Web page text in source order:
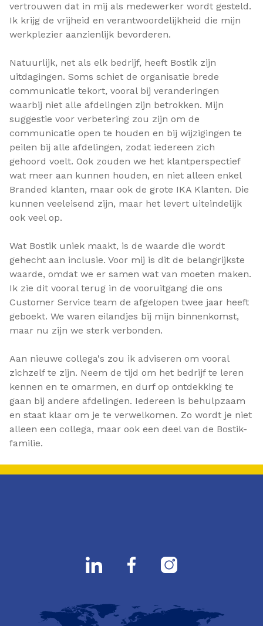
vertrouwen dat in mij als medewerker wordt gesteld.
Ik krijg de vrijheid en verantwoordelijkheid die mijn
werkplezier aanzienlijk bevorderen.
Natuurlijk, net als elk bedrijf, heeft Bostik zijn
uitdagingen. Soms schiet de organisatie brede
communicatie tekort, vooral bij veranderingen
waarbij niet alle afdelingen zijn betrokken. Mijn
suggestie voor verbetering zou zijn om de
communicatie open te houden en bij wijzigingen te
peilen bij alle afdelingen, zodat iedereen zich
gehoord voelt. Ook zouden we het klantperspectief
wat meer aan kunnen houden, en niet alleen enkel
Branded klanten, maar ook de grote IKA Klanten. Die
kunnen veeleisend zijn, maar het levert uiteindelijk
ook veel op.
Wat Bostik uniek maakt, is de waarde die wordt
gehecht aan inclusie. Voor mij is dit de belangrijkste
waarde, omdat we er samen wat van moeten maken.
Ik zie dit vooral terug in de vooruitgang die ons
Customer Service team de afgelopen twee jaar heeft
geboekt. We waren eilandjes bij mijn binnenkomst,
maar nu zijn we sterk verbonden.
Aan nieuwe collega's zou ik adviseren om vooral
zichzelf te zijn. Neem de tijd om het bedrijf te leren
kennen en te omarmen, en durf op ontdekking te
gaan bij andere afdelingen. Iedereen is behulpzaam
en staat klaar om je te verwelkomen. Zo wordt je niet
alleen een collega, maar ook een deel van de Bostik-
familie.